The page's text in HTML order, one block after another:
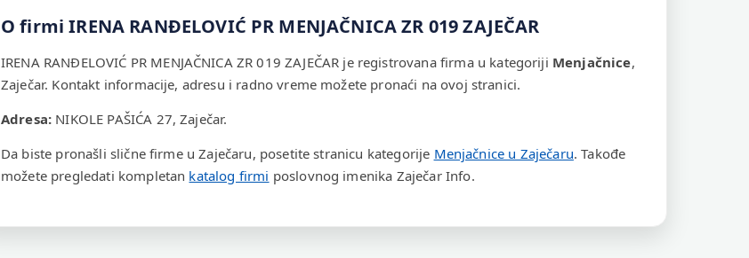
O firmi IRENA RANĐELOVIĆ PR MENJAČNICA ZR 019 ZAJEČAR
IRENA RANĐELOVIĆ PR MENJAČNICA ZR 019 ZAJEČAR je registrovana firma u kategoriji Menjačnice,
Zaječar. Kontakt informacije, adresu i radno vreme možete pronaći na ovoj stranici.
Adresa: NIKOLE PAŠIĆA 27, Zaječar.
Da biste pronašli slične firme u Zaječaru, posetite stranicu kategorije Menjačnice u Zaječaru. Takođe
možete pregledati kompletan katalog firmi poslovnog imenika Zaječar Info.